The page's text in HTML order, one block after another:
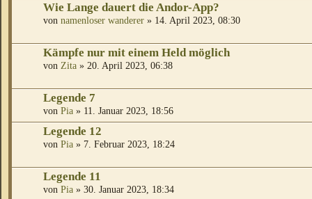
Wie Lange dauert die Andor-App?
von namenloser wanderer » 14. April 2023, 08:30
Kämpfe nur mit einem Held möglich
von Zita » 20. April 2023, 06:38
Legende 7
von Pia » 11. Januar 2023, 18:56
Legende 12
von Pia » 7. Februar 2023, 18:24
Legende 11
von Pia » 30. Januar 2023, 18:34